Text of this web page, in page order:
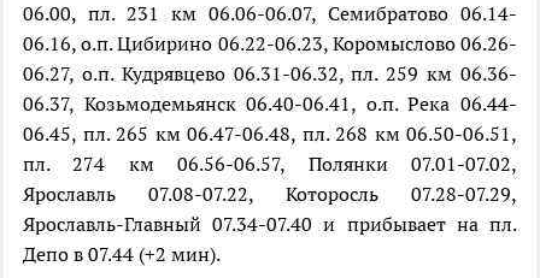
06.00, пл. 231 км 06.06-06.07, Семибратово 06.14-
06.16, о.п. Цибирино 06.22-06.23, Коромыслово 06.26-
06.27, о.п. Кудрявцево 06.31-06.32, пл. 259 км 06.36-
06.37, Козьмодемьянск 06.40-06.41, о.п. Река 06.44-
06.45, пл. 265 км 06.47-06.48, пл. 268 км 06.50-06.51,
пл. 274 км 06.56-06.57, Полянки 07.01-07.02,
Ярославль 07.08-07.22, Которосль 07.28-07.29,
Ярославль-Главный 07.34-07.40 и прибывает на пл.
Депо в 07.44 (+2 мин).